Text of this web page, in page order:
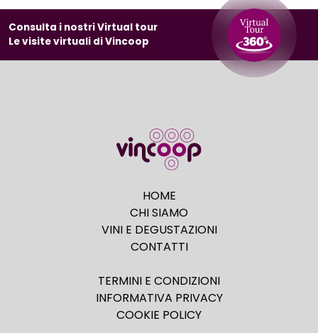
Consulta i nostri Virtual tour
Le visite virtuali di Vincoop
HOME
CHI SIAMO
VINI E DEGUSTAZIONI
CONTATTI
TERMINI E CONDIZIONI
INFORMATIVA PRIVACY
COOKIE POLICY